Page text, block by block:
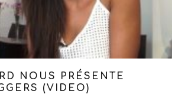
NOUS PRÉSENTE
(VIDEO)